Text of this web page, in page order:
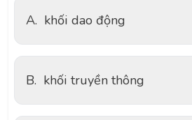
A. khối dao động
B. khối truyền thông